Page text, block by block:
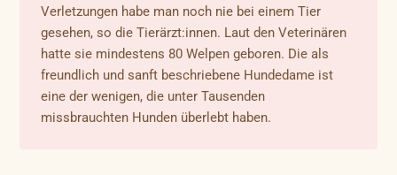
Verletzungen habe man noch nie bei einem Tier
gesehen, so die Tierärzt:innen. Laut den Veterinären
hatte sie mindestens 80 Welpen geboren. Die als
freundlich und sanft beschriebene Hundedame ist
eine der wenigen, die unter Tausenden
missbrauchten Hunden überlebt haben.